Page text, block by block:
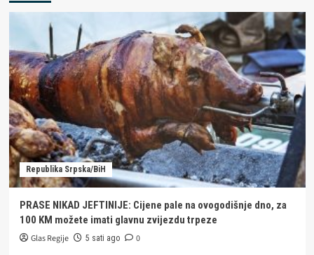
Republika Srpska/BiH
PRASE NIKAD JEFTINIJE: Cijene pale na ovogodišnje dno, za
100 KM možete imati glavnu zvijezdu trpeze
Glas Regije 5 sati ago 0